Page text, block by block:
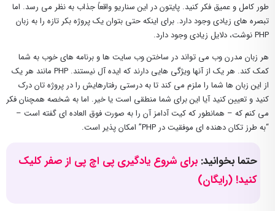
طور کامل و عمیق فکر کنید. پایتون در این سناریو واقعاً جذاب به نظر می رسد. اما
تبصره های زیادی وجود دارد. برای اینکه حتی بتوان یک پروژه بکر تازه را به زبان
PHP نوشت، دلایل زیادی وجود دارد.
هر زبان مدرن وب می تواند در ساختن وب سایت ها و برنامه های خوب به شما
کمک کند. هر یک از آنها ویژگی هایی دارند که ایده آل نیستند. PHP مانند هر یک
از این زبان ها شما را ملزم می کند تا به درستی رفتارهایش را در پروژه تان درک
کنید و تعیین کنید آیا این برای شما منطقی است یا خیر. اما به شخصه همچنان فکر
می کنم که – همانطور که کیت آدامز آن را به صورت فوق العاده ای گفته است –
“به طرز تکان دهنده ای موفقیت در PHP” امکان پذیر است.
حتما بخوانید: برای شروع یادگیری پی اچ پی از صفر کلیک
کنید! (رایگان)